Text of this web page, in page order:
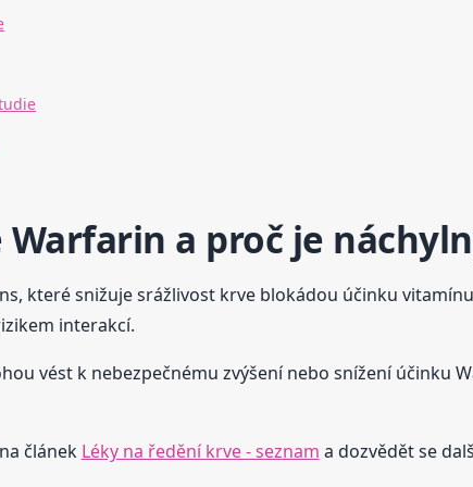
Warfarin a proč je
které snižuje srážlivost krve blokádou účinku
interakcí.
vést k nebezpečnému zvýšení nebo snížení účinku
článek Léky na ředění krve - seznam a dozvědět se